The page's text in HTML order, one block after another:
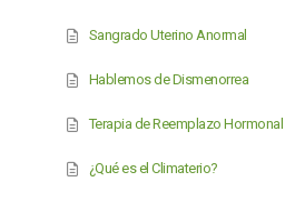
Sangrado Uterino Anormal
Hablemos de Dismenorrea
Terapia de Reemplazo Hormonal
¿Qué es el Climaterio?